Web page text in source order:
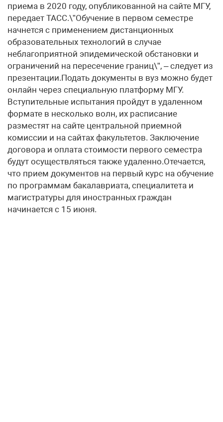
приема в 2020 году, опубликованной на сайте МГУ,
передает ТАСС.\”Обучение в первом семестре
начнется с применением дистанционных
образовательных технологий в случае
неблагоприятной эпидемической обстановки и
ограничений на пересечение границ\”, – следует из
презентации.Подать документы в вуз можно будет
онлайн через специальную платформу МГУ.
Вступительные испытания пройдут в удаленном
формате в несколько волн, их расписание
разместят на сайте центральной приемной
комиссии и на сайтах факультетов. Заключение
договора и оплата стоимости первого семестра
будут осуществляться также удаленно.Отечается,
что прием документов на первый курс на обучение
по программам бакалавриата, специалитета и
магистратуры для иностранных граждан
начинается с 15 июня.